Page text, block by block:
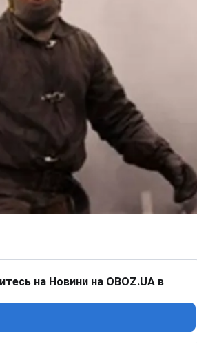
на Новини на OBOZ.UA в